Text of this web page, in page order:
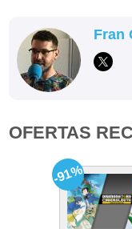
Fran
OFERTAS
-91%